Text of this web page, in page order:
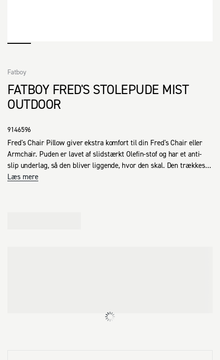
FATBOY FRED'S STOLEPUDE MIST
OUTDOOR
Fatboy
9146596
Fred's Chair Pillow giver ekstra komfort til din Fred's Chair eller
Armchair. Puden er lavet af slidstærkt Olefin-stof og har et anti-
slip underlag, så den bliver liggende, hvor den skal. Den trækkes
nemt over sædet som et overtræk og fastgøres med elastiske
Læs mere